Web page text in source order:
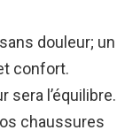
douleur; un
confort.
sera l’équilibre.
chaussures